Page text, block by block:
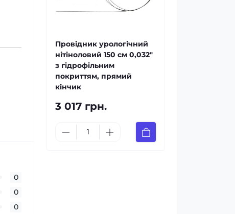
0
0
0
Провідник урологічний
нітіноловий 150 см 0,032"
з гідрофільним
покриттям, прямий
кінчик
3 017 грн.